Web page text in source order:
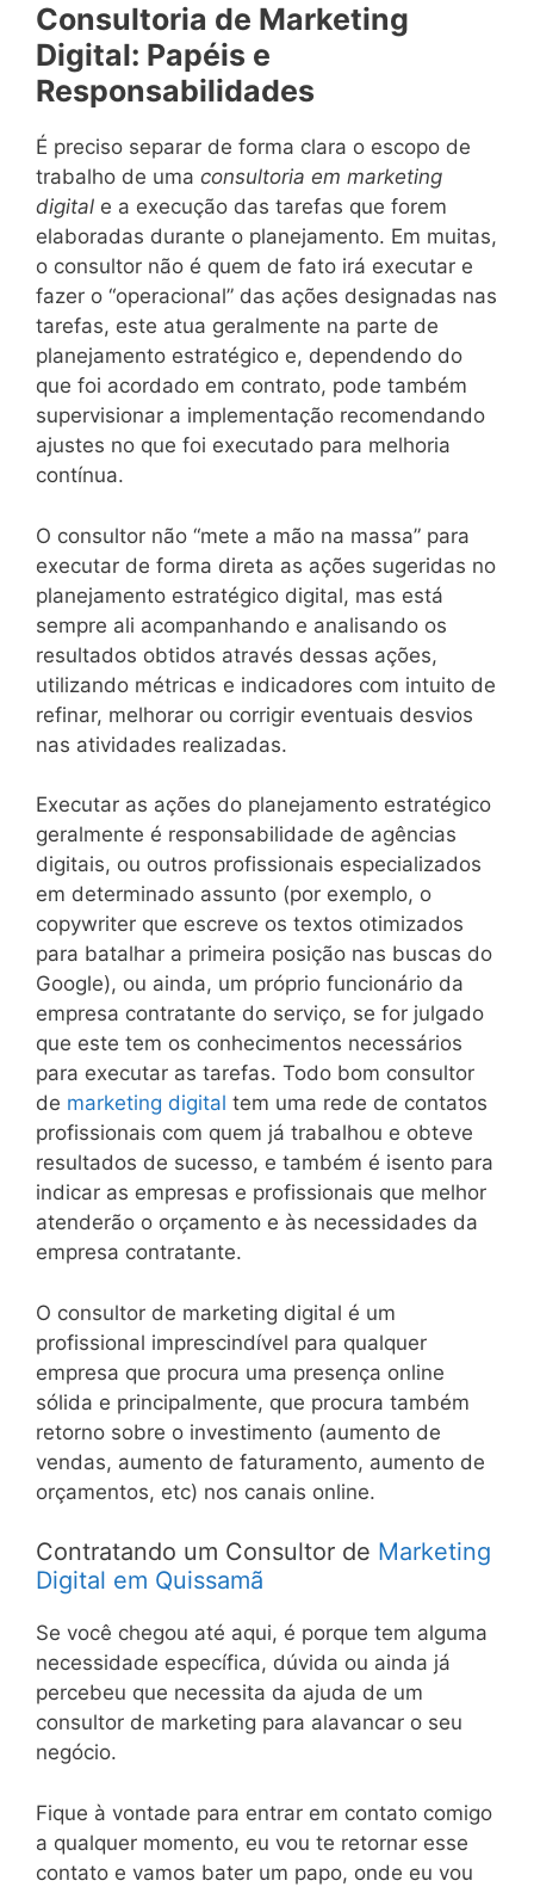
Consultoria de Marketing
Digital: Papéis e
Responsabilidades
É preciso separar de forma clara o escopo de
trabalho de uma consultoria em marketing
digital e a execução das tarefas que forem
elaboradas durante o planejamento. Em muitas,
o consultor não é quem de fato irá executar e
fazer o “operacional” das ações designadas nas
tarefas, este atua geralmente na parte de
planejamento estratégico e, dependendo do
que foi acordado em contrato, pode também
supervisionar a implementação recomendando
ajustes no que foi executado para melhoria
contínua.
O consultor não “mete a mão na massa” para
executar de forma direta as ações sugeridas no
planejamento estratégico digital, mas está
sempre ali acompanhando e analisando os
resultados obtidos através dessas ações,
utilizando métricas e indicadores com intuito de
refinar, melhorar ou corrigir eventuais desvios
nas atividades realizadas.
Executar as ações do planejamento estratégico
geralmente é responsabilidade de agências
digitais, ou outros profissionais especializados
em determinado assunto (por exemplo, o
copywriter que escreve os textos otimizados
para batalhar a primeira posição nas buscas do
Google), ou ainda, um próprio funcionário da
empresa contratante do serviço, se for julgado
que este tem os conhecimentos necessários
para executar as tarefas. Todo bom consultor
de marketing digital tem uma rede de contatos
profissionais com quem já trabalhou e obteve
resultados de sucesso, e também é isento para
indicar as empresas e profissionais que melhor
atenderão o orçamento e às necessidades da
empresa contratante.
O consultor de marketing digital é um
profissional imprescindível para qualquer
empresa que procura uma presença online
sólida e principalmente, que procura também
retorno sobre o investimento (aumento de
vendas, aumento de faturamento, aumento de
orçamentos, etc) nos canais online.
Contratando um Consultor de Marketing
Digital em Quissamã
Se você chegou até aqui, é porque tem alguma
necessidade específica, dúvida ou ainda já
percebeu que necessita da ajuda de um
consultor de marketing para alavancar o seu
negócio.
Fique à vontade para entrar em contato comigo
a qualquer momento, eu vou te retornar esse
contato e vamos bater um papo, onde eu vou